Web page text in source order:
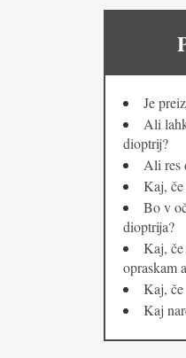
Je
Ali
dioptrij?
Ali res
Kaj, če
Bo v
dioptrija?
Kaj, če
opraskam
Kaj, če
Kaj